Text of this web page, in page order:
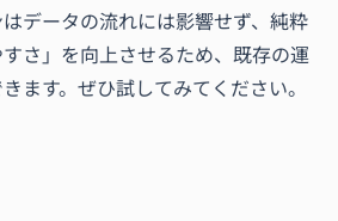
データの流れには影響せず、純粋
さ」を向上させるため、既存の運
ます。ぜひ試してみてください。